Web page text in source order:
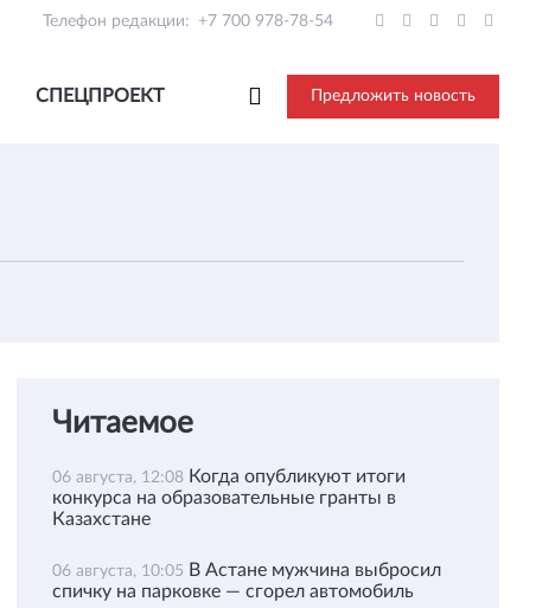
Телефон редакции: +7 700 978-78-54
СПЕЦПРОЕКТ Предложить новость
Читаемое
06 августа, 12:08 Когда опубликуют итоги
конкурса на образовательные гранты в
Казахстане
06 августа, 10:05 В Астане мужчина выбросил
спичку на парковке — сгорел автомобиль